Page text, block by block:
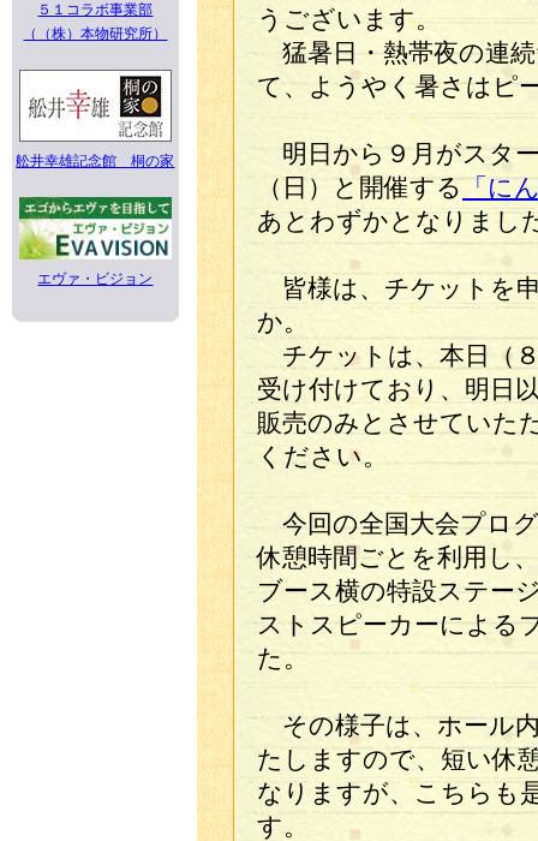
５１コラボ事業部
（（株）本物研究所）
舩井幸雄記念館 桐の家
エヴァ・ビジョン
うございます。
猛暑日・熱帯夜の連
て、ようやく暑さはピ
明日から９月がスタ
（日）と開催する「に
あとわずかとなりまし
皆様は、チケットを
か。
チケットは、本日（
受け付けており、明日
販売のみとさせていた
ください。
今回の全国大会プロ
休憩時間ごとを利用し
ブース横の特設ステー
ストスピーカーによる
た。
その様子は、ホール
たしますので、短い休
なりますが、こちらも
す。